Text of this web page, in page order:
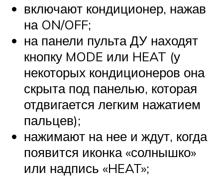
включают кондиционер, нажав
на ON/OFF;
на панели пульта ДУ находят
кнопку MODE или HEAT (у
некоторых кондиционеров она
скрыта под панелью, которая
отдвигается легким нажатием
пальцев);
нажимают на нее и ждут, когда
появится иконка «солнышко»
или надпись «HEAT»;